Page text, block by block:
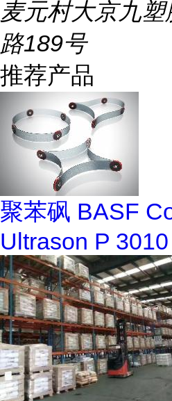
麦元村大京九
路189号
推荐产品
聚苯砜 BASF
Ultrason P 3010